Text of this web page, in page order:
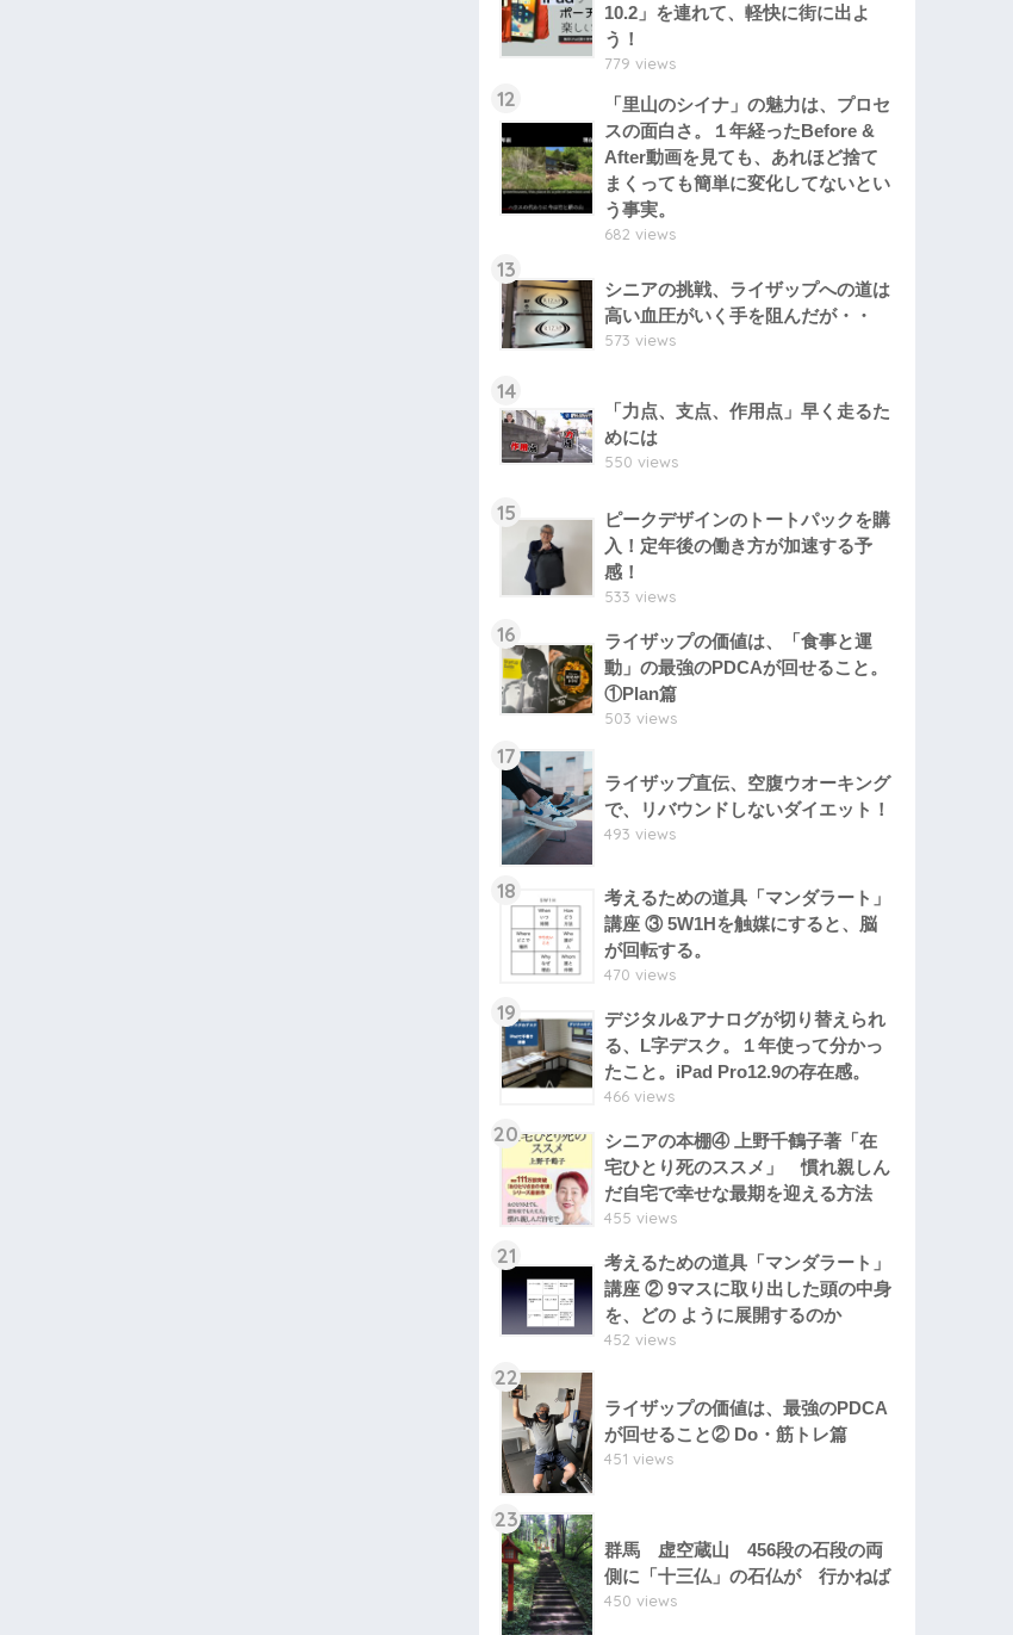
10.2」を連れて、軽快に街に出よ
う！
779 views
12
「里山のシイナ」の魅力は、プロセ
スの面白さ。１年経ったBefore &
After動画を見ても、あれほど捨て
まくっても簡単に変化してないとい
う事実。
682 views
13
シニアの挑戦、ライザップへの道は
高い血圧がいく手を阻んだが・・
573 views
14
「力点、支点、作用点」早く走るた
めには
550 views
15
ピークデザインのトートパックを購
入！定年後の働き方が加速する予
感！
533 views
16
ライザップの価値は、「食事と運
動」の最強のPDCAが回せること。
①Plan篇
503 views
17
ライザップ直伝、空腹ウオーキング
で、リバウンドしないダイエット！
493 views
18
考えるための道具「マンダラート」
講座 ③ 5W1Hを触媒にすると、脳
が回転する。
470 views
19
デジタル&アナログが切り替えられ
る、L字デスク。１年使って分かっ
たこと。iPad Pro12.9の存在感。
466 views
20
シニアの本棚④ 上野千鶴子著「在
宅ひとり死のススメ」 慣れ親しん
だ自宅で幸せな最期を迎える方法
455 views
21
考えるための道具「マンダラート」
講座 ② 9マスに取り出した頭の中身
を、どの ように展開するのか
452 views
22
ライザップの価値は、最強のPDCA
が回せること② Do・筋トレ篇
451 views
23
群馬 虚空蔵山 456段の石段の両
側に「十三仏」の石仏が 行かねば
450 views